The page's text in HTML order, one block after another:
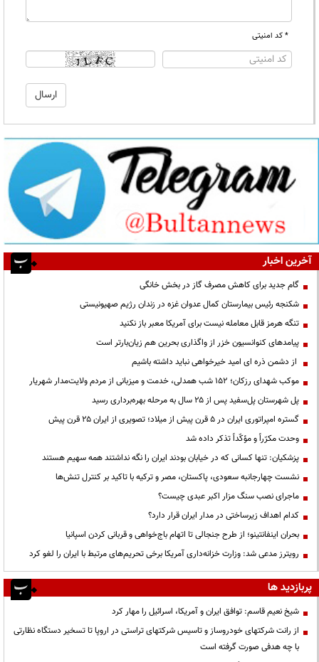
* کد امنیتی
آخرین اخبار
گام جدید برای کاهش مصرف گاز در بخش خانگی
شکنجه رئیس بیمارستان کمال عدوان غزه در زندان رژیم صهیونیستی
تنگه هرمز قابل معامله نیست برای آمریکا معبر باز نکنید
پیامدهای کنوانسیون خزر از واگذاری بحرین هم زیان‌بارتر است
از دشمن ذره ای امید خیرخواهی نباید داشته باشیم
موکب شهدای رزکان؛ ۱۵۲ شب همدلی، خدمت و میزبانی از مردم ولایت‌مدار شهریار
پل شهرستان پل‌سفید پس از ۲۵ سال به مرحله بهره‌برداری رسید
گستره امپراتوری ایران در ۵ قرن پیش از میلاد؛ تصویری از ایران ۲۵ قرن پیش
وحدت مکرّراً و مؤکّداً تذکر داده شد
پزشکیان: تنها کسانی که در خیابان بودند ایران را نگه نداشتند همه سهیم هستند
نشست چهارجانبه سعودی، پاکستان، مصر و ترکیه با تاکید بر کنترل تنش‌ها
ماجرای نصب سنگ مزار اکبر عبدی چیست؟
کدام اهداف زیرساختی در مدار ایران قرار دارد؟
بحران اینفانتینو؛ از طرح جنجالی تا اتهام باج‌خواهی و قربانی کردن اسپانیا
رویترز مدعی شد: وزارت خزانه‌داری آمریکا برخی تحریم‌های مرتبط با ایران را لغو کرد
پربازدید ها
شیخ نعیم قاسم: توافق ایران و آمریکا، اسرائیل را مهار کرد
از رانت‌ شرکتهای خودروساز و تاسیس شرکتهای تراستی در اروپا تا تسخیر دستگاه نظارتی
با چه هدفی صورت گرفته است